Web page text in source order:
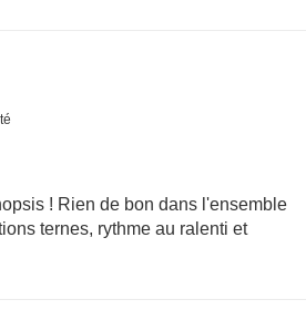
! Rien de bon dans l'ensemble
ternes, rythme au ralenti et